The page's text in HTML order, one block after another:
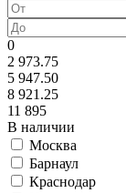
0
2 973.75
5 947.50
8 921.25
11 895
В наличии
Москва
Барнаул
Краснодар